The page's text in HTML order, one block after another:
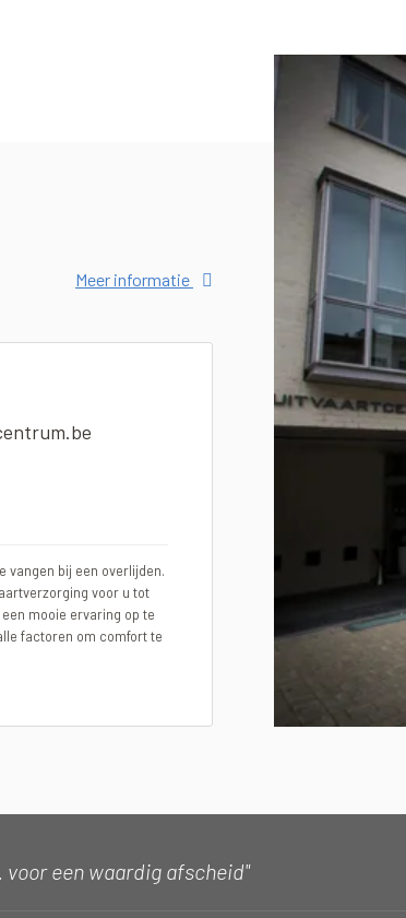
Meer informatie
vangen bij een overlijden.
voor u tot
mooie ervaring op te
factoren om comfort te
voor een waardig afscheid"